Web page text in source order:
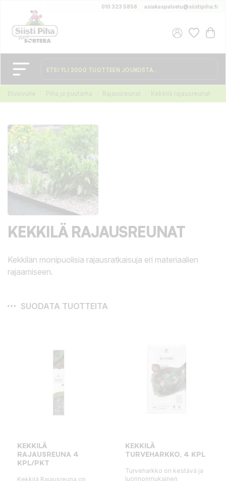
010 323 5858 asiakaspalvelu@siistipiha.fi
Etusivulle Piha ja puutarha Rajausreunat Kekkilä rajausreunat
KEKKILÄ RAJAUSREUNAT
Kekkilän monipuolisia rajausratkaisuja eri materiaalien
rajaamiseen.
SUODATA TUOTTEITA
KEKKILÄ
RAJAUSREUNA 4
KPL/PKT
Kekkilä Rajausreuna on
KEKKILÄ
TURVEHARKKO, 4 KPL
Turveharkko on kestävä ja
luonnonmukainen